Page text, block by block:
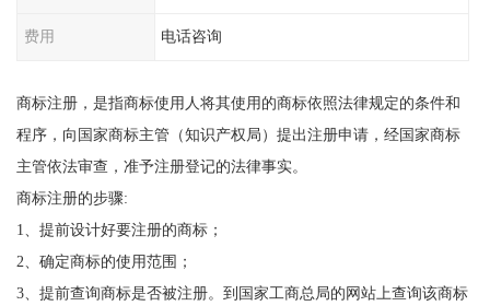
费用 电话咨询
商标注册，是指商标使用人将其使用的商标依照法律规定的条件和
程序，向国家商标主管（知识产权局）提出注册申请，经国家商标
主管依法审查，准予注册登记的法律事实。
商标注册的步骤:
1、提前设计好要注册的商标；
2、确定商标的使用范围；
3、提前查询商标是否被注册。到国家工商总局的网站上查询该商标